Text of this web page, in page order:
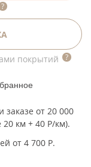
покрытий
заказе от 20 000
км + 40 Р/км).
от 4 700 Р.